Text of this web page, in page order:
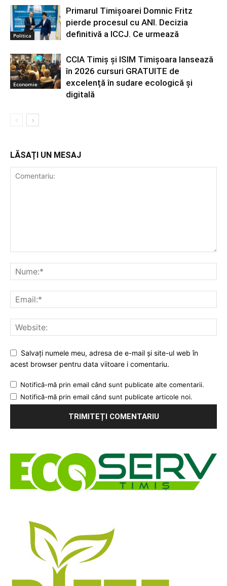
Politica
Primarul Timișoarei Domnic Fritz
pierde procesul cu ANI. Decizia
definitivă a ICCJ. Ce urmează
Economie
CCIA Timiș și ISIM Timișoara lansează
în 2026 cursuri GRATUITE de
excelență în sudare ecologică și
digitală
LĂSAȚI UN MESAJ
Salvați numele meu, adresa de e-mail și site-ul web în
acest browser pentru data viitoare i comentariu.
Notifică-mă prin email când sunt publicate alte comentarii.
Notifică-mă prin email când sunt publicate articole noi.